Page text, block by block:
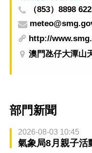
（853）8898
http://
澳門氹仔大潭山
部門新聞
2026-08-03 10:45
氣象局8月親子活